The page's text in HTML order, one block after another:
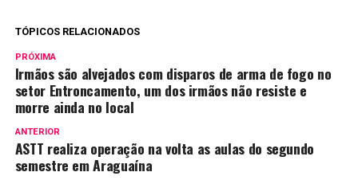
TÓPICOS RELACIONADOS
PRÓXIMA
Irmãos são alvejados com disparos de arma de fogo no
setor Entroncamento, um dos irmãos não resiste e
morre ainda no local
ANTERIOR
ASTT realiza operação na volta as aulas do segundo
semestre em Araguaína